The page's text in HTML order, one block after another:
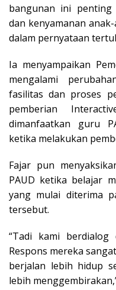
bangunan ini penting
dan kenyamanan
dalam pernyataan
Ia menyampaikan
mengalami
fasilitas dan proses
pemberian
dimanfaatkan guru
ketika melakukan
Fajar pun
PAUD ketika belajar
yang mulai diterima
tersebut.
“Tadi kami berdialog
Respons mereka
berjalan lebih hidup
lebih